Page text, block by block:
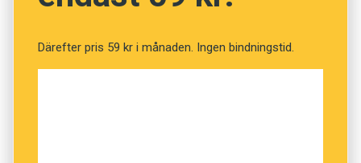
Därefter pris 59 kr i månaden. Ingen bindningstid.